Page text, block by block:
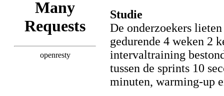
Studie
De onderzoekers
gedurende 4 weken 2
intervaltraining
tussen de sprints 10
minuten, warming-up